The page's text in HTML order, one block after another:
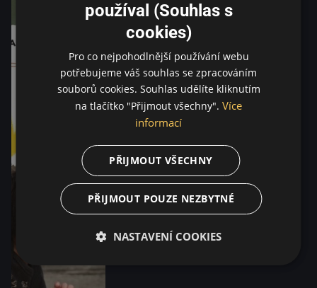
používal (Souhlas s
cookies)
Pro co nejpohodlnější používání webu
potřebujeme váš souhlas se zpracováním
souborů cookies. Souhlas udělíte kliknutím
na tlačítko "Přijmout všechny". Více
informací
PŘIJMOUT VŠECHNY
PŘIJMOUT POUZE NEZBYTNÉ
NASTAVENÍ COOKIES